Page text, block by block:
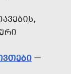
—